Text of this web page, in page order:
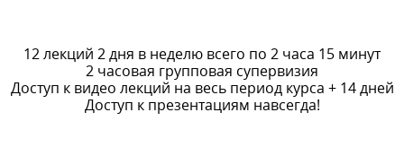
12 лекций 2 дня в неделю всего по 2 часа 15 минут
2 часовая групповая супервизия
Доступ к видео лекций на весь период курса + 14 дней
Доступ к презентациям навсегда!